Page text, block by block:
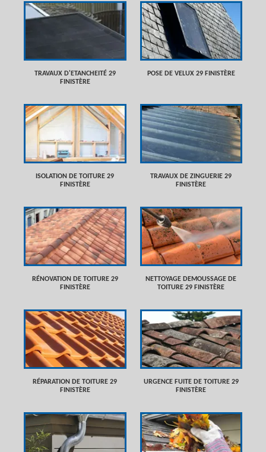
TRAVAUX D'ETANCHEITÉ 29
FINISTÈRE
POSE DE VELUX 29 FINISTÈRE
ISOLATION DE TOITURE 29
FINISTÈRE
TRAVAUX DE ZINGUERIE 29
FINISTÈRE
RÉNOVATION DE TOITURE 29
FINISTÈRE
NETTOYAGE DEMOUSSAGE DE
TOITURE 29 FINISTÈRE
RÉPARATION DE TOITURE 29
FINISTÈRE
URGENCE FUITE DE TOITURE 29
FINISTÈRE